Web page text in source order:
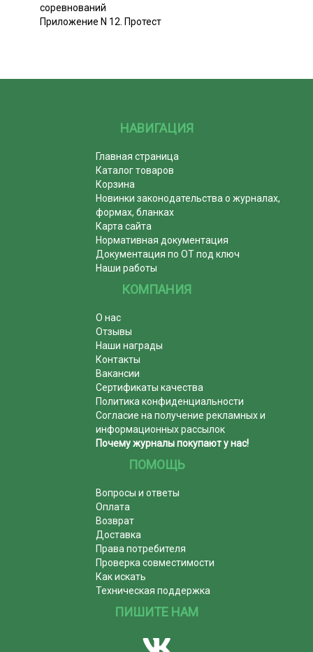
соревнований
Приложение N 12. Протест
НАВИГАЦИЯ
Главная страница
Каталог товаров
Корзина
Новинки законодательства о журналах,
формах, бланках
Карта сайта
Нормативная документация
Документация по ОТ под ключ
Наши работы
КОМПАНИЯ
О нас
Отзывы
Наши награды
Контакты
Вакансии
Сертификаты качества
Политика конфиденциальности
Согласие на получение рекламных и
информационных рассылок
Почему журналы покупают у нас!
ПОМОЩЬ
Вопросы и ответы
Оплата
Возврат
Доставка
Права потребителя
Проверка совместимости
Как искать
Техническая поддержка
ПИШИТЕ НАМ